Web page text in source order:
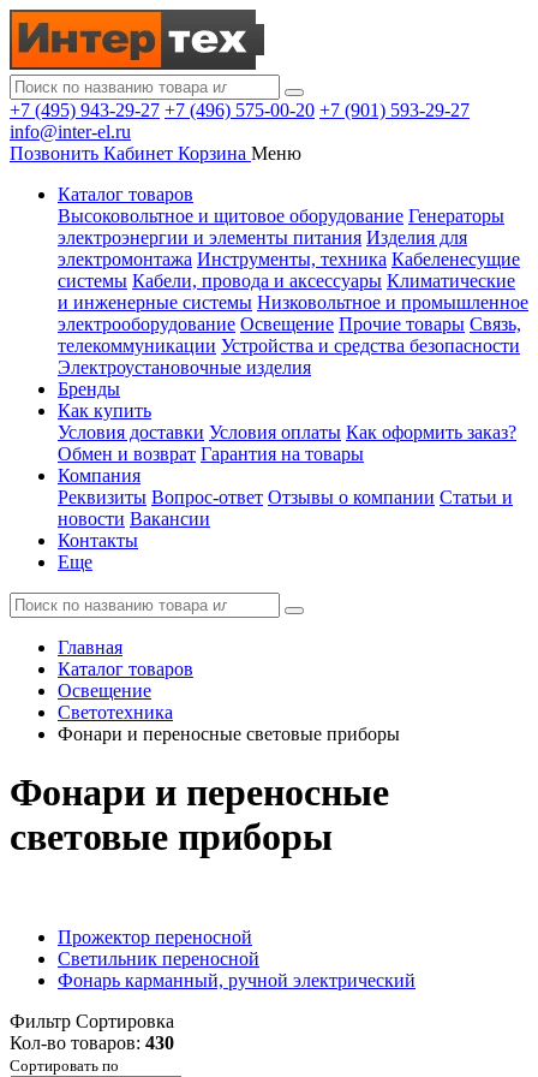
+7 (495) 943-29-27 +7 (496) 575-00-20 +7 (901) 593-29-27
info@inter-el.ru
Позвонить Кабинет Корзина Меню
Каталог товаров
Высоковольтное и щитовое оборудование Генераторы
электроэнергии и элементы питания Изделия для
электромонтажа Инструменты, техника Кабеленесущие
системы Кабели, провода и аксессуары Климатические
и инженерные системы Низковольтное и промышленное
электрооборудование Освещение Прочие товары Связь,
телекоммуникации Устройства и средства безопасности
Электроустановочные изделия
Бренды
Как купить
Условия доставки Условия оплаты Как оформить заказ?
Обмен и возврат Гарантия на товары
Компания
Реквизиты Вопрос-ответ Отзывы о компании Статьи и
новости Вакансии
Контакты
Еще
Главная
Каталог товаров
Освещение
Светотехника
Фонари и переносные световые приборы
Фонари и переносные
световые приборы
Прожектор переносной
Светильник переносной
Фонарь карманный, ручной электрический
Фильтр Сортировка
Кол-во товаров: 430
Сортировать по